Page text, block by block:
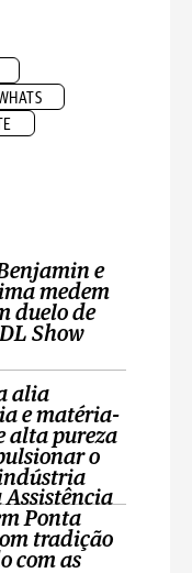
e
medem
duelo de
Show
alia
e matéria-
alta pureza
o
Assistência
Ponta
tradição
com as